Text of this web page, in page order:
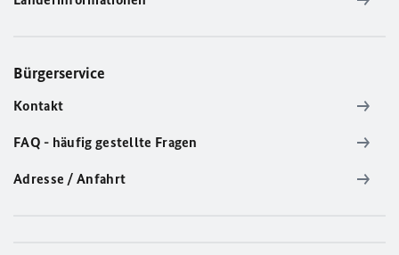
Bürgerservice
Kontakt
FAQ - häufig gestellte Fragen
Adresse / Anfahrt